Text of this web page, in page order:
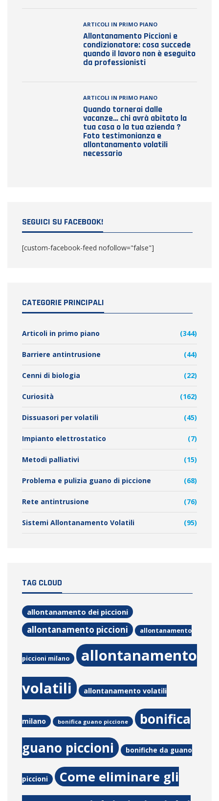
ARTICOLI IN PRIMO PIANO
Allontanamento Piccioni e
condizionatore: cosa succede
quando il lavoro non è eseguito
da professionisti
ARTICOLI IN PRIMO PIANO
Quando tornerai dalle
vacanze… chi avrà abitato la
tua casa o la tua azienda ?
Foto testimonianza e
allontanamento volatili
necessario
SEGUICI SU FACEBOOK!
[custom-facebook-feed nofollow="false"]
CATEGORIE PRINCIPALI
Articoli in primo piano (344)
Barriere antintrusione (44)
Cenni di biologia (22)
Curiosità (162)
Dissuasori per volatili (45)
Impianto elettrostatico (7)
Metodi palliativi (15)
Problema e pulizia guano di piccione (68)
Rete antintrusione (76)
Sistemi Allontanamento Volatili (95)
TAG CLOUD
allontanamento dei piccioni
allontanamento piccioni allontanamento
piccioni milano
allontanamento
volatili
allontanamento volatili
milano bonifica guano piccione
bonifica
guano piccioni
bonifiche da guano
piccioni
Come eliminare gli